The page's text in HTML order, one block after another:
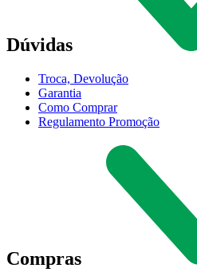
Dúvidas
Troca, Devolução
Garantia
Como Comprar
Regulamento Promoção
Compras